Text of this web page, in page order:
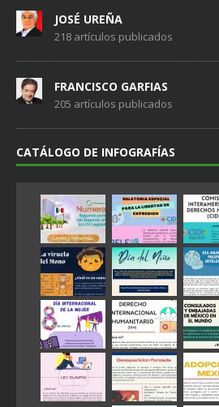
JOSÉ UREÑA
218 artículos publicados
FRANCISCO GARFIAS
205 artículos publicados
CATÁLOGO DE INFOGRAFÍAS